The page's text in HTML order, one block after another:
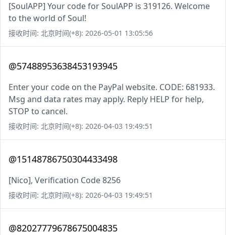
[SoulAPP] Your code for SoulAPP is 319126. Welcome
to the world of Soul!
接收时间: 北京时间(+8): 2026-05-01 13:05:56
@57488953638453193945
Enter your code on the PayPal website. CODE: 681933.
Msg and data rates may apply. Reply HELP for help,
STOP to cancel.
接收时间: 北京时间(+8): 2026-04-03 19:49:51
@15148786750304433498
[Nico], Verification Code 8256
接收时间: 北京时间(+8): 2026-04-03 19:49:51
@82027779678675004835